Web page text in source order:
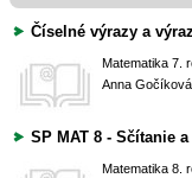
Matematika 7.
Anna Gočíková
SP MAT 8 - Sčítanie
Matematika 8.